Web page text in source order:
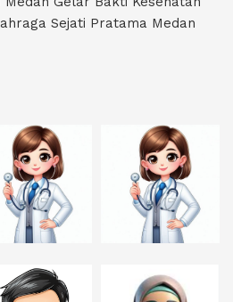
Sejati Pratama Medan